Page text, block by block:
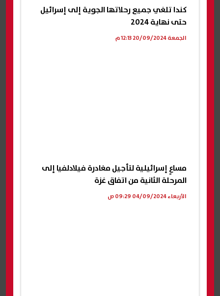
كندا تلغي جميع رحلاتها الجوية إلى إسرائيل
حتى نهاية 2024
الجمعة 20/09/2024 12:13 م
مساعٍ إسرائيلية لتأجيل مغادرة فيلادلفيا إلى
المرحلة الثانية من اتفاق غزة
الأربعاء 04/09/2024 09:29 ص